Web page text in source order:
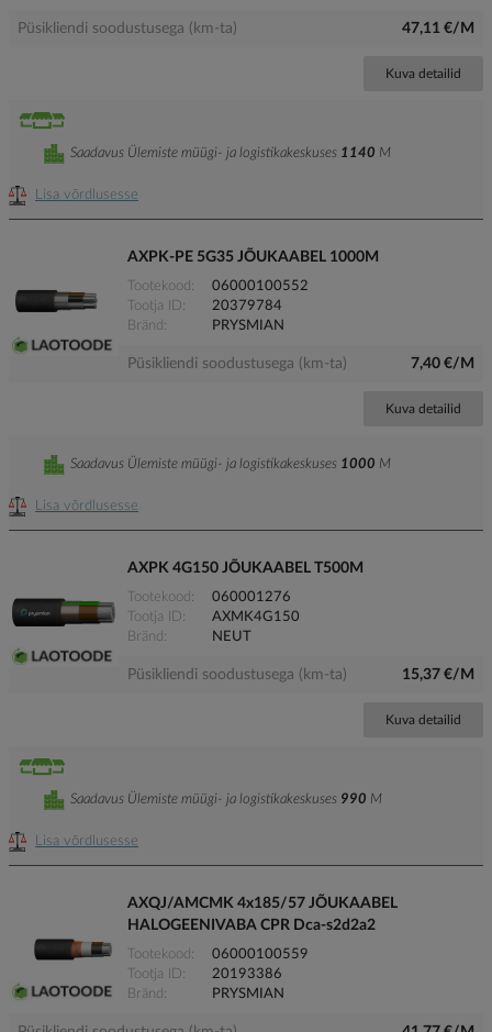
Püsikliendi soodustusega (km-ta) 47,11 €/M
Kuva detailid
Lisa võrdlusesse
Saadavus Ülemiste müügi- ja logistikakeskuses 1140 M
AXPK-PE 5G35 JÕUKAABEL 1000M
Tootekood
06000100552
Tootja ID
20379784
Bränd
PRYSMIAN
Püsikliendi soodustusega (km-ta) 7,40 €/M
Kuva detailid
Lisa võrdlusesse
Saadavus Ülemiste müügi- ja logistikakeskuses 1000 M
AXPK 4G150 JÕUKAABEL T500M
Tootekood
060001276
Tootja ID
AXMK4G150
Bränd
NEUT
Püsikliendi soodustusega (km-ta) 15,37 €/M
Kuva detailid
Lisa võrdlusesse
Saadavus Ülemiste müügi- ja logistikakeskuses 990 M
AXQJ/AMCMK 4x185/57 JÕUKAABEL
HALOGEENIVABA CPR Dca-s2d2a2
Tootekood
06000100559
Tootja ID
20193386
Bränd
PRYSMIAN